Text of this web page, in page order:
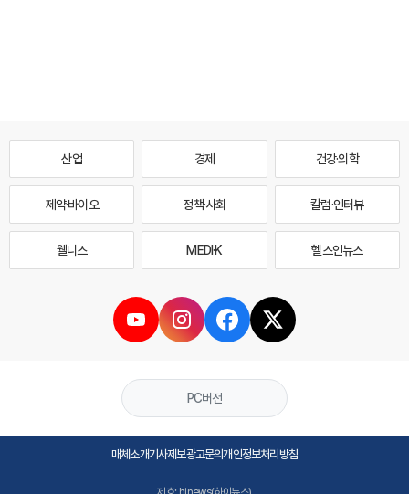
산업 경제 건강·의학
제약·바이오 정책·사회 칼럼·인터뷰
웰니스 MEDI·K 헬스인뉴스
PC버전
매체소개기사제보광고문의개인정보처리방침